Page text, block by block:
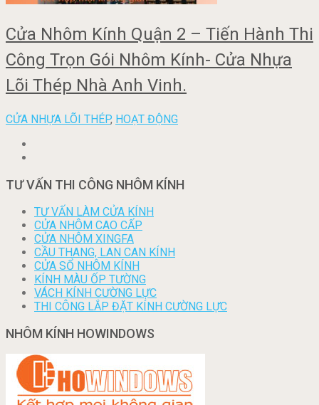
Cửa Nhôm Kính Quận 2 – Tiến Hành Thi
Công Trọn Gói Nhôm Kính- Cửa Nhựa
Lõi Thép Nhà Anh Vinh.
CỬA NHỰA LÕI THÉP, HOẠT ĐỘNG
TƯ VẤN THI CÔNG NHÔM KÍNH
TƯ VẤN LÀM CỬA KÍNH
CỬA NHÔM CAO CẤP
CỬA NHÔM XINGFA
CẦU THANG, LAN CAN KÍNH
CỬA SỔ NHÔM KÍNH
KÍNH MÀU ỐP TƯỜNG
VÁCH KÍNH CƯỜNG LỰC
THI CÔNG LẮP ĐẶT KÍNH CƯỜNG LỰC
NHÔM KÍNH HOWINDOWS